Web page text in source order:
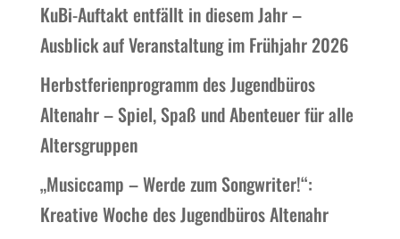
KuBi-Auftakt entfällt in diesem Jahr –
Ausblick auf Veranstaltung im Frühjahr 2026
Herbstferienprogramm des Jugendbüros
Altenahr – Spiel, Spaß und Abenteuer für alle
Altersgruppen
„Musiccamp – Werde zum Songwriter!“:
Kreative Woche des Jugendbüros Altenahr